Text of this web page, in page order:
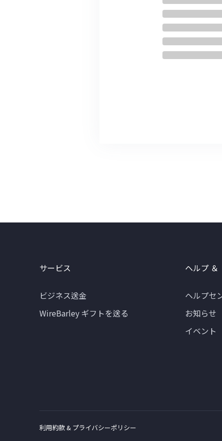
サービス
ビジネス送金
WireBarley ギフトを送る
ヘルプ ＆
ヘルプセ
お知らせ
イベント
利用約款 & プライバシーポリシー